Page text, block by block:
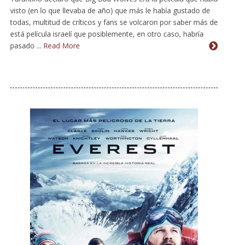
visto (en lo que llevaba de año) que más le había gustado de
todas, multitud de críticos y fans se volcaron por saber más de
está película israelí que posiblemente, en otro caso, habría
pasado ... Read More